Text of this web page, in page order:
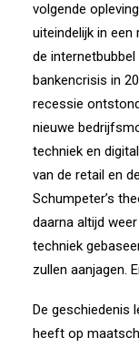
volgende
uiteindelijk in een
de
bankencrisis in
recessie
nieuwe
techniek en
van de retail en
Schumpeter’s
daarna altijd
techniek
zullen aanjagen.
De geschiedenis
heeft op